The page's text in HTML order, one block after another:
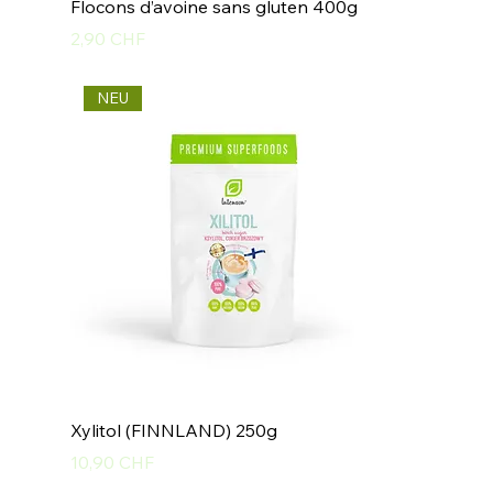
Flocons d’avoine sans gluten 400g
Preis
2,90 CHF
NEU
Xylitol (FINNLAND) 250g
Preis
10,90 CHF